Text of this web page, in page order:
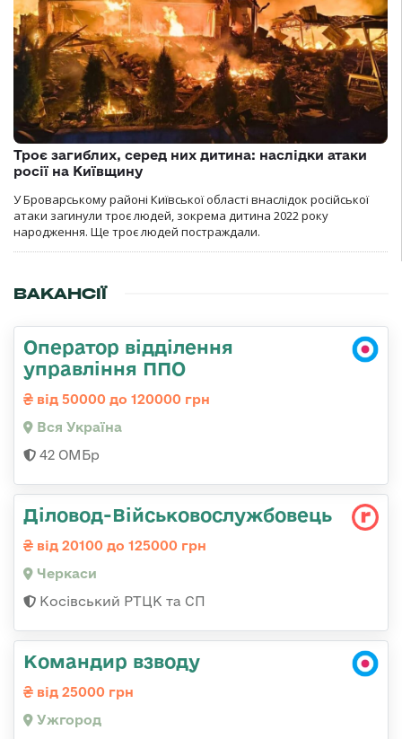
Троє загиблих, серед них дитина: наслідки атаки
росії на Київщину
У Броварському районі Київської області внаслідок російської
атаки загинули троє людей, зокрема дитина 2022 року
народження. Ще троє людей постраждали.
ВАКАНСІЇ
Оператор відділення
управління ППО
від 50000 до 120000 грн
Вся Україна
42 ОМБр
Діловод-Військовослужбовець
від 20100 до 125000 грн
Черкаси
Косівський РТЦК та СП
Командир взводу
від 25000 грн
Ужгород